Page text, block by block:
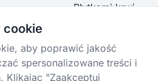
Płytkami krwi
cookie
aby poprawić jakość
spersonalizowane treści i
Klikając "Zaakceptuj